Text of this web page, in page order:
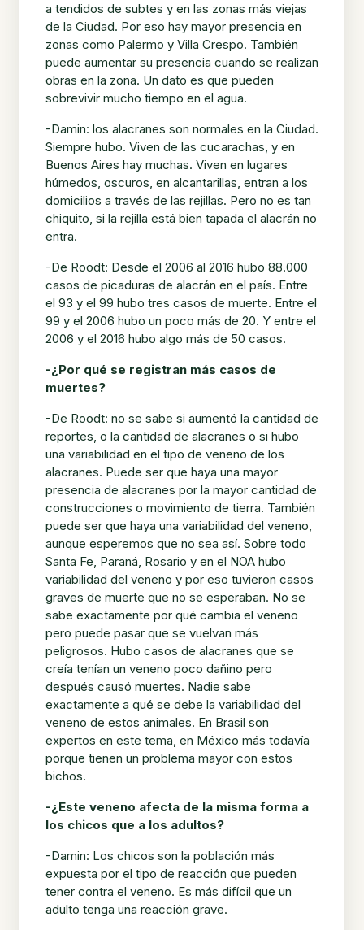
a tendidos de subtes y en las zonas más viejas
de la Ciudad. Por eso hay mayor presencia en
zonas como Palermo y Villa Crespo. También
puede aumentar su presencia cuando se realizan
obras en la zona. Un dato es que pueden
sobrevivir mucho tiempo en el agua.
-Damin: los alacranes son normales en la Ciudad.
Siempre hubo. Viven de las cucarachas, y en
Buenos Aires hay muchas. Viven en lugares
húmedos, oscuros, en alcantarillas, entran a los
domicilios a través de las rejillas. Pero no es tan
chiquito, si la rejilla está bien tapada el alacrán no
entra.
-De Roodt: Desde el 2006 al 2016 hubo 88.000
casos de picaduras de alacrán en el país. Entre
el 93 y el 99 hubo tres casos de muerte. Entre el
99 y el 2006 hubo un poco más de 20. Y entre el
2006 y el 2016 hubo algo más de 50 casos.
-¿Por qué se registran más casos de
muertes?
-De Roodt: no se sabe si aumentó la cantidad de
reportes, o la cantidad de alacranes o si hubo
una variabilidad en el tipo de veneno de los
alacranes. Puede ser que haya una mayor
presencia de alacranes por la mayor cantidad de
construcciones o movimiento de tierra. También
puede ser que haya una variabilidad del veneno,
aunque esperemos que no sea así. Sobre todo
Santa Fe, Paraná, Rosario y en el NOA hubo
variabilidad del veneno y por eso tuvieron casos
graves de muerte que no se esperaban. No se
sabe exactamente por qué cambia el veneno
pero puede pasar que se vuelvan más
peligrosos. Hubo casos de alacranes que se
creía tenían un veneno poco dañino pero
después causó muertes. Nadie sabe
exactamente a qué se debe la variabilidad del
veneno de estos animales. En Brasil son
expertos en este tema, en México más todavía
porque tienen un problema mayor con estos
bichos.
-¿Este veneno afecta de la misma forma a
los chicos que a los adultos?
-Damin: Los chicos son la población más
expuesta por el tipo de reacción que pueden
tener contra el veneno. Es más difícil que un
adulto tenga una reacción grave.